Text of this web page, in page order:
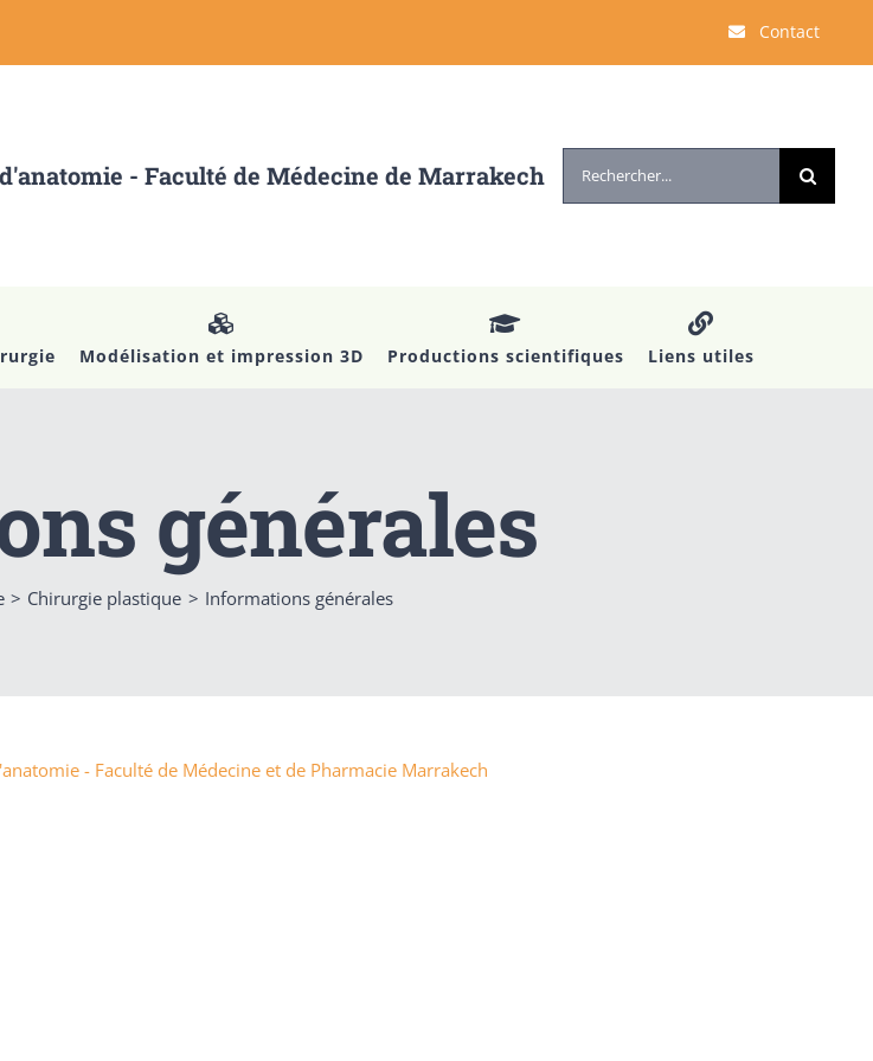
Contact
- Faculté de Médecine de Marrakech Rechercher:
Modélisation et impression 3D Productions scientifiques Liens utiles
générales
Chirurgie plastique Informations générales
- Faculté de Médecine et de Pharmacie Marrakech